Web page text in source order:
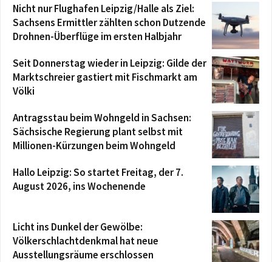
Nicht nur Flughafen Leipzig/Halle als Ziel:
Sachsens Ermittler zählten schon Dutzende
Drohnen-Überflüge im ersten Halbjahr
Seit Donnerstag wieder in Leipzig: Gilde der
Marktschreier gastiert mit Fischmarkt am
Völki
Antragsstau beim Wohngeld in Sachsen:
Sächsische Regierung plant selbst mit
Millionen-Kürzungen beim Wohngeld
Hallo Leipzig: So startet Freitag, der 7.
August 2026, ins Wochenende
Licht ins Dunkel der Gewölbe:
Völkerschlachtdenkmal hat neue
Ausstellungsräume erschlossen